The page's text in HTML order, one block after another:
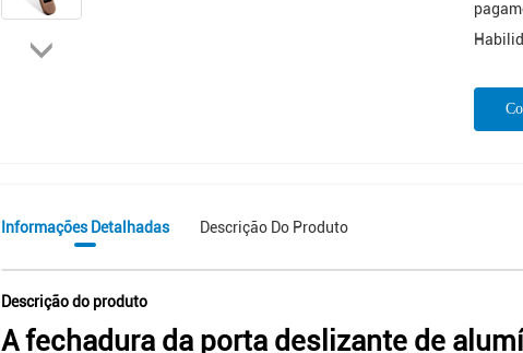
Informações Detalhadas Descrição Do Produto
Descrição do produto
A fechadura da porta deslizante de